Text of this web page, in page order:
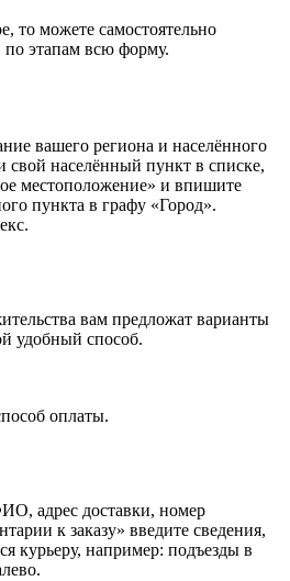
то можете самостоятельно
по этапам всю форму.
вашего региона и населённого
населённый пункт в списке,
местоположение» и впишите
пункта в графу «Город».
вам предложат варианты
удобный способ.
оплаты.
адрес доставки, номер
к заказу» введите сведения,
курьеру, например: подъезды в